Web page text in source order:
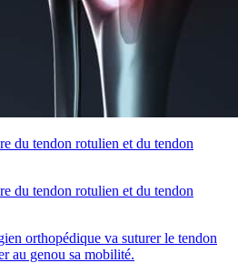
du tendon rotulien et du tendon
du tendon rotulien et du tendon
orthopédique va suturer le tendon
au genou sa mobilité.